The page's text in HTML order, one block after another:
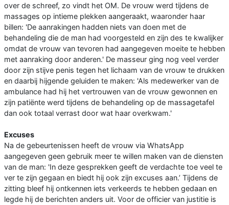
over de schreef, zo vindt het OM. De vrouw werd tijdens de
massages op intieme plekken aangeraakt, waaronder haar
billen: 'De aanrakingen hadden niets van doen met de
behandeling die de man had voorgesteld en zijn des te kwalijker
omdat de vrouw van tevoren had aangegeven moeite te hebben
met aanraking door anderen.' De masseur ging nog veel verder
door zijn stijve penis tegen het lichaam van de vrouw te drukken
en daarbij hijgende geluiden te maken: 'Als medewerker van de
ambulance had hij het vertrouwen van de vrouw gewonnen en
zijn patiënte werd tijdens de behandeling op de massagetafel
dan ook totaal verrast door wat haar overkwam.'
Excuses
Na de gebeurtenissen heeft de vrouw via WhatsApp
aangegeven geen gebruik meer te willen maken van de diensten
van de man: 'In deze gesprekken geeft de verdachte toe veel te
ver te zijn gegaan en biedt hij ook zijn excuses aan.’ Tijdens de
zitting bleef hij ontkennen iets verkeerds te hebben gedaan en
legde hij de berichten anders uit. Voor de officier van justitie is